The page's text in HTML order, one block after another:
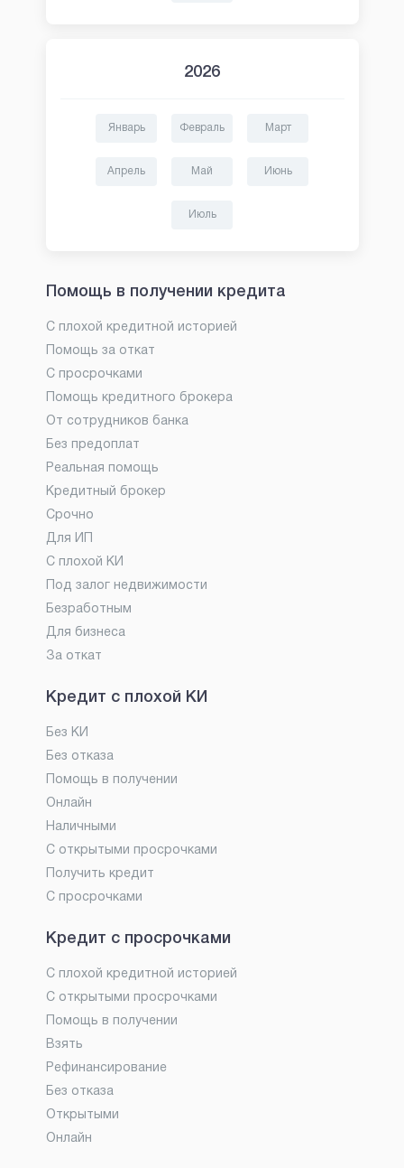
2026
Январь Февраль Март
Апрель Май Июнь
Июль
Помощь в получении кредита
С плохой кредитной историей
Помощь за откат
С просрочками
Помощь кредитного брокера
От сотрудников банка
Без предоплат
Реальная помощь
Кредитный брокер
Срочно
Для ИП
С плохой КИ
Под залог недвижимости
Безработным
Для бизнеса
За откат
Кредит с плохой КИ
Без КИ
Без отказа
Помощь в получении
Онлайн
Наличными
С открытыми просрочками
Получить кредит
С просрочками
Кредит с просрочками
С плохой кредитной историей
С открытыми просрочками
Помощь в получении
Взять
Рефинансирование
Без отказа
Открытыми
Онлайн